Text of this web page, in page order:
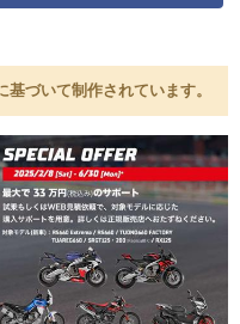
づいて制作されています。